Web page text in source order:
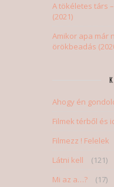
A tökéletes társ
(2021)
Amikor apa már
örökbeadás
Ahogy én
Filmek térből és
Filmezz ! Felelek
Látni kell
(121)
Mi az a…?
(17)